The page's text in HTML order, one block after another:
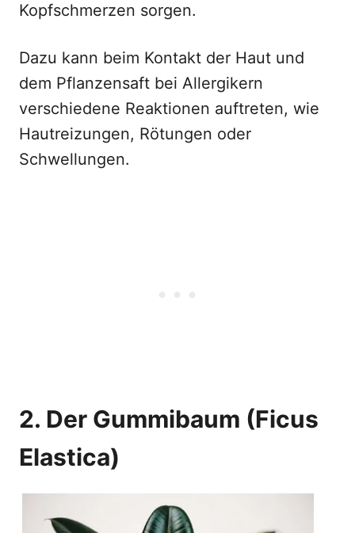
Kopfschmerzen sorgen.
Dazu kann beim Kontakt der Haut und
dem Pflanzensaft bei Allergikern
verschiedene Reaktionen auftreten, wie
Hautreizungen, Rötungen oder
Schwellungen.
2. Der Gummibaum (Ficus
Elastica)